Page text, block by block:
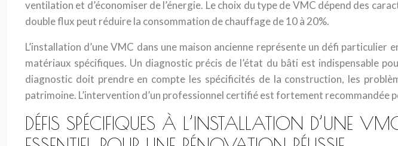
ventilation et d’économiser de l’énergie. Le choix du type de VMC dépend des
double flux peut réduire la consommation de chauffage de 10 à 20%.
L’installation d’une VMC dans une maison ancienne représente un défi
matériaux spécifiques. Un diagnostic précis de l’état du bâti est indispensable
diagnostic doit prendre en compte les spécificités de la construction, les
patrimoine. L’intervention d’un professionnel certifié est fortement recommandée
DÉFIS SPÉCIFIQUES À L’INSTALLATION D’UNE